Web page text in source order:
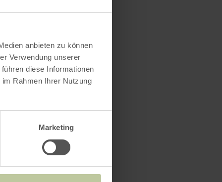
anbieten zu können
Verwendung unserer
diese Informationen
Rahmen Ihrer Nutzung
Marketing